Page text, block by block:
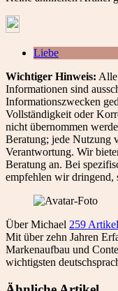
Liebe
Wichtiger Hinweis: Alle
Informationen sind
Informationszwecken
Vollständigkeit oder
nicht übernommen
Beratung; jede Nutzung
Verantwortung. Wir
Beratung an. Bei
empfehlen wir dringend,
Über Michael 259 Artikel
Mit über zehn Jahren
Markenaufbau und
wichtigsten